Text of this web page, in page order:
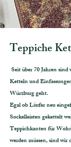
Teppiche
Seit über 70 Jahren sind
Ketteln und
Würzburg geht.
Egal ob Läufer neu
Sockelleisten gekettelt
Teppichkanten für
werden müssen, sind